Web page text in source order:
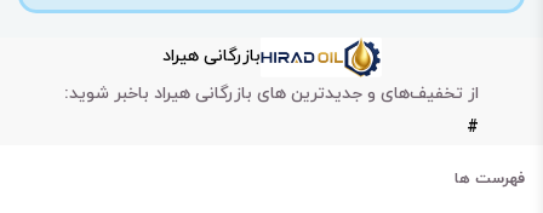
بازرگانی هیراد
از تخفیف‌های و جدیدترین های بازرگانی هیراد باخبر شوید:
#
فهرست ها